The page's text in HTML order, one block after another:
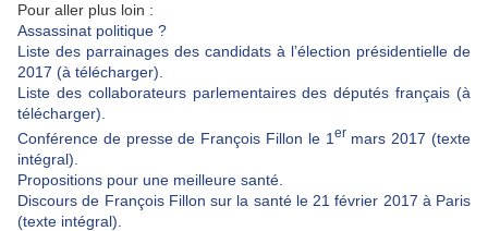
Pour aller plus loin :
Assassinat politique ?
Liste des parrainages des candidats à l’élection présidentielle de
2017 (à télécharger).
Liste des collaborateurs parlementaires des députés français (à
télécharger).
Conférence de presse de François Fillon le 1 er mars 2017 (texte
intégral).
Propositions pour une meilleure santé.
Discours de François Fillon sur la santé le 21 février 2017 à Paris
(texte intégral).